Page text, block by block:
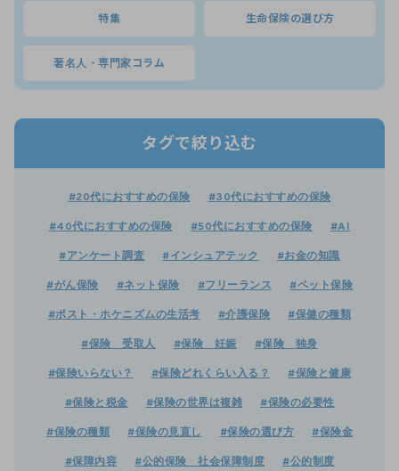
特集 生命保険の選び方
著名人・専門家コラム
タグで絞り込む
#20代におすすめの保険 #30代におすすめの保険
#40代におすすめの保険 #50代におすすめの保険 #AI
#アンケート調査 #インシュアテック #お金の知識
#がん保険 #ネット保険 #フリーランス #ペット保険
#ポスト・ホケニズムの生活考 #介護保険 #保健の種類
#保険 受取人 #保険 妊娠 #保険 独身
#保険いらない？ #保険どれくらい入る？ #保険と健康
#保険と税金 #保険の世界は複雑 #保険の必要性
#保険の種類 #保険の見直し #保険の選び方 #保険金
#保障内容 #公的保険 社会保障制度 #公的制度